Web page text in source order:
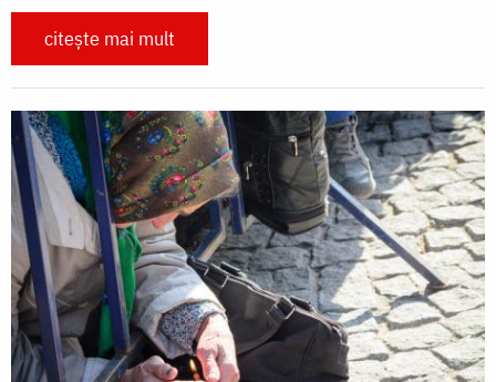
citește mai mult